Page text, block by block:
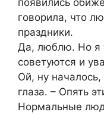
появились
говорила, что
праздники.
Да, люблю. Но я
советуются и
Ой, ну началось,
глаза. – Опять
Нормальные